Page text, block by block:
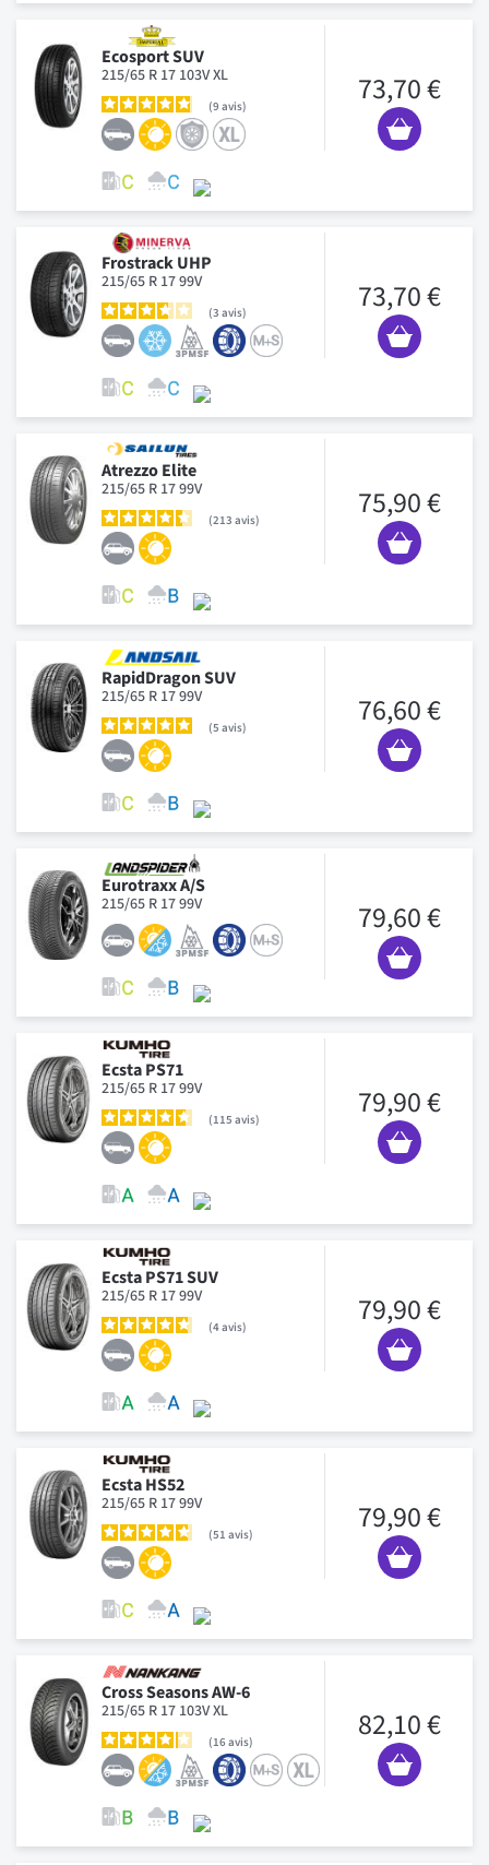
Ecosport SUV
215/65 R 17 103V XL
9 avis 73,70 €
Frostrack UHP
215/65 R 17 99V
3 avis 73,70 €
Atrezzo Elite
215/65 R 17 99V
213 avis 75,90 €
RapidDragon SUV
215/65 R 17 99V
5 avis 76,60 €
Eurotraxx A/S
215/65 R 17 99V 79,60 €
Ecsta PS71
215/65 R 17 99V
115 avis 79,90 €
Ecsta PS71 SUV
215/65 R 17 99V
4avis 79,90 €
Ecsta HS52
215/65 R 17 99V
51 avis 79,90 €
Cross Seasons AW-6
215/65 R 17 103V XL
16avis 82,10 €